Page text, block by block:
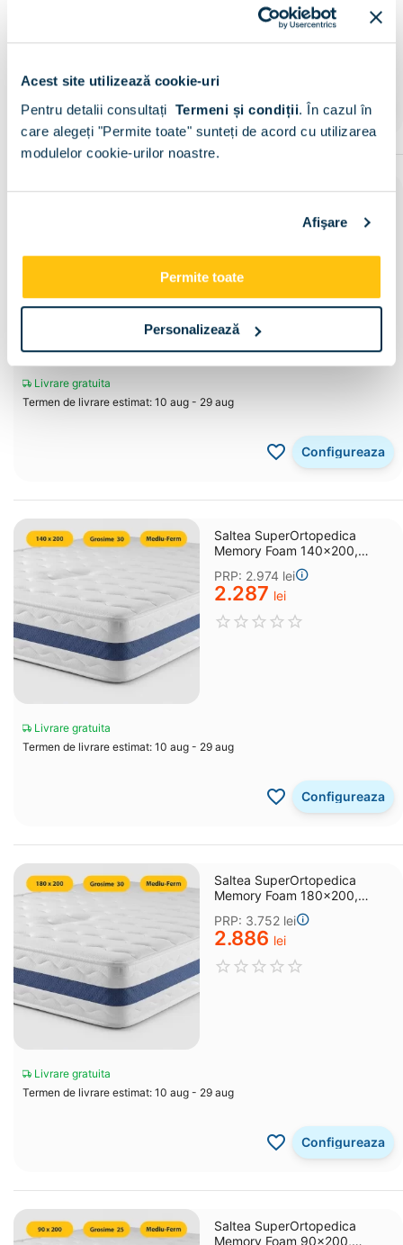
Acest site utilizează cookie-uri
Pentru detalii consultați Termeni și condiții. În cazul în
care alegeți "Permite toate" sunteți de acord cu utilizarea
modulelor cookie-urilor noastre.
Afişare
Permite toate
Personalizează
Configureaza
Saltea SuperOrtopedica
Livrare gratuita
Termen de livrare estimat: 10 aug - 29 aug
Configureaza
Saltea SuperOrtopedica
Memory Foam 140x200,
grosime 30 cm
PRP: 2.974 lei
2.287 lei
Livrare gratuita
Termen de livrare estimat: 10 aug - 29 aug
Configureaza
Saltea SuperOrtopedica
Memory Foam 180x200,
grosime 30 cm
PRP: 3.752 lei
2.886 lei
Livrare gratuita
Termen de livrare estimat: 10 aug - 29 aug
Configureaza
Saltea SuperOrtopedica
Memory Foam 90x200,